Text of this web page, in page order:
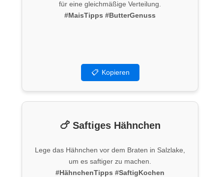
für eine gleichmäßige Verteilung.
#MaisTipps #ButterGenuss
📋 Kopieren
🍗 Saftiges Hähnchen
Lege das Hähnchen vor dem Braten in Salzlake,
um es saftiger zu machen.
#HähnchenTipps #SaftigKochen